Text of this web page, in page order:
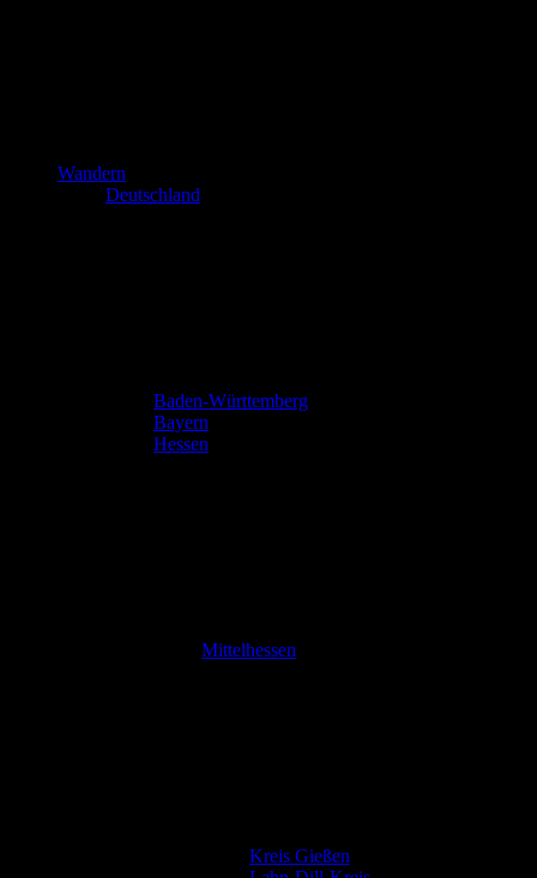
Wandern
Deutschland
Baden-Württemberg
Bayern
Hessen
Mittelhessen
Kreis Gießen